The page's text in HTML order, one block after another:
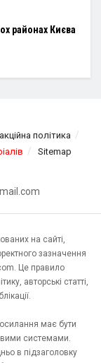
районах Києва
політика
Sitemap
на сайті,
зазначення
Це правило
авторські статті,
має бути
системами.
в підзаголовку